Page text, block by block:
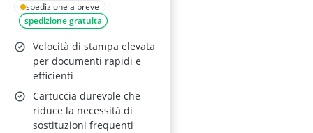
spedizione a breve
spedizione gratuita
Velocità di stampa elevata
per documenti rapidi e
efficienti
Cartuccia durevole che
riduce la necessità di
sostituzioni frequenti